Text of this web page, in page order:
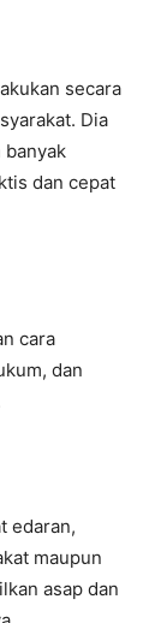
secara
Dia
banyak
dan cepat
cara
dan
edaran,
maupun
asap dan